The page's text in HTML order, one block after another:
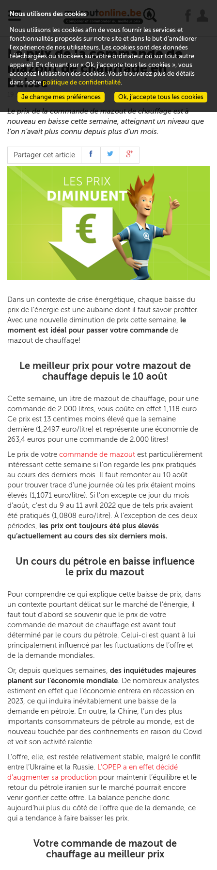
x
Le prix de la commande de
mazout de chauffage en
baisse
19 septembre 2022
Le prix de la commande de mazout de chauffage est à
nouveau en baisse cette semaine, atteignant un niveau que
l’on n’avait plus connu depuis plus d’un mois.
Partager cet article
Dans un contexte de crise énergétique, chaque baisse du
prix de l’énergie est une aubaine dont il faut savoir profiter.
Avec une nouvelle diminution de prix cette semaine, le
moment est idéal pour passer votre commande de
mazout de chauffage!
Le meilleur prix pour votre mazout de
chauffage depuis le 10 août
Cette semaine, un litre de mazout de chauffage, pour une
commande de 2.000 litres, vous coûte en effet 1,118 euro.
Ce prix est 13 centimes moins élevé que la semaine
dernière (1,2497 euro/litre) et représente une économie de
263,4 euros pour une commande de 2.000 litres!
Le prix de votre commande de mazout est particulièrement
intéressant cette semaine si l’on regarde les prix pratiqués
au cours des derniers mois. Il faut remonter au 10 août
pour trouver trace d’une journée où les prix étaient moins
élevés (1,1071 euro/litre). Si l’on excepte ce jour du mois
d’août, c’est du 9 au 11 avril 2022 que de tels prix avaient
été pratiqués (1,0808 euro/litre). À l’exception de ces deux
périodes, les prix ont toujours été plus élevés
qu’actuellement au cours des six derniers mois.
Un cours du pétrole en baisse influence
le prix du mazout
Pour comprendre ce qui explique cette baisse de prix, dans
un contexte pourtant délicat sur le marché de l’énergie, il
faut tout d’abord se souvenir que le prix de votre
commande de mazout de chauffage est avant tout
déterminé par le cours du pétrole. Celui-ci est quant à lui
principalement influencé par les fluctuations de l’offre et
de la demande mondiales.
Or, depuis quelques semaines, des inquiétudes majeures
planent sur l’économie mondiale. De nombreux analystes
estiment en effet que l’économie entrera en récession en
2023, ce qui induira inévitablement une baisse de la
demande en pétrole. En outre, la Chine, l’un des plus
importants consommateurs de pétrole au monde, est de
nouveau touchée par des confinements en raison du Covid
et voit son activité ralentie.
L’offre, elle, est restée relativement stable, malgré le conflit
entre l’Ukraine et la Russie. L’OPEP a en effet décidé
d’augmenter sa production pour maintenir l’équilibre et le
retour du pétrole iranien sur le marché pourrait encore
venir gonfler cette offre. La balance penche donc
aujourd’hui plus du côté de l’offre que de la demande, ce
qui a tendance à faire baisser les prix.
Votre commande de mazout de
chauffage au meilleur prix
Nous utilisons des cookies
Nous utilisons les cookies afin de vous fournir les services et
fonctionnalités proposés sur notre site et dans le but d’améliorer
l’expérience de nos utilisateurs. Les cookies sont des données
téléchargées ou stockées sur votre ordinateur ou sur tout autre
appareil. En cliquant sur « Ok, j’accepte tous les cookies », vous
acceptez l’utilisation des cookies. Vous trouverez plus de détails
dans notrepolitique de confidentialité.
Ok, j’accepte tous les cookies
Je change mes préférences